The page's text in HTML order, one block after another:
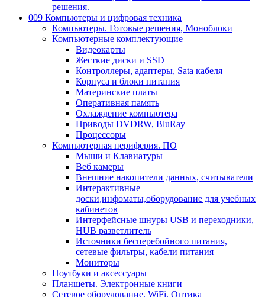
решения.
009 Компьютеры и цифровая техника
Компьютеры. Готовые решения, Моноблоки
Компьютерные комплектующие
Видеокарты
Жесткие диски и SSD
Контроллеры, адаптеры, Sata кабеля
Корпуса и блоки питания
Материнские платы
Оперативная память
Охлаждение компьютера
Приводы DVDRW, BluRay
Процессоры
Компьютерная периферия. ПО
Мыши и Клавиатуры
Веб камеры
Внешние накопители данных, считыватели
Интерактивные
доски,инфоматы,оборудование для учебных
кабинетов
Интерфейсные шнуры USB и переходники,
HUB разветлитель
Источники бесперебойного питания,
сетевые фильтры, кабели питания
Мониторы
Ноутбуки и аксессуары
Планшеты. Электронные книги
Сетевое оборудование, WiFi, Оптика